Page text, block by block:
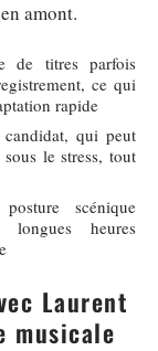
amont.
de titres parfois
ce qui
rapide
qui peut
le stress, tout
scénique
heures
Laurent
musicale